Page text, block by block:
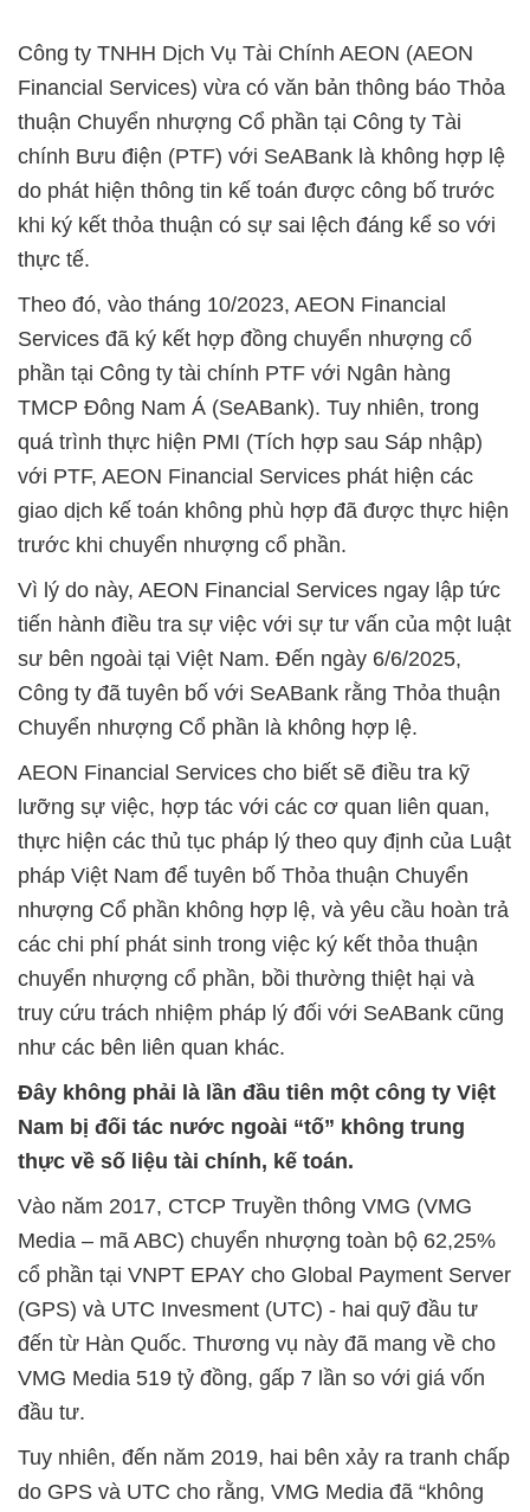
Công ty TNHH Dịch Vụ Tài Chính AEON (AEON
Financial Services) vừa có văn bản thông báo Thỏa
thuận Chuyển nhượng Cổ phần tại Công ty Tài
chính Bưu điện (PTF) với SeABank là không hợp lệ
do phát hiện thông tin kế toán được công bố trước
khi ký kết thỏa thuận có sự sai lệch đáng kể so với
thực tế.
Theo đó, vào tháng 10/2023, AEON Financial
Services đã ký kết hợp đồng chuyển nhượng cổ
phần tại Công ty tài chính PTF với Ngân hàng
TMCP Đông Nam Á (SeABank). Tuy nhiên, trong
quá trình thực hiện PMI (Tích hợp sau Sáp nhập)
với PTF, AEON Financial Services phát hiện các
giao dịch kế toán không phù hợp đã được thực hiện
trước khi chuyển nhượng cổ phần.
Vì lý do này, AEON Financial Services ngay lập tức
tiến hành điều tra sự việc với sự tư vấn của một luật
sư bên ngoài tại Việt Nam. Đến ngày 6/6/2025,
Công ty đã tuyên bố với SeABank rằng Thỏa thuận
Chuyển nhượng Cổ phần là không hợp lệ.
AEON Financial Services cho biết sẽ điều tra kỹ
lưỡng sự việc, hợp tác với các cơ quan liên quan,
thực hiện các thủ tục pháp lý theo quy định của Luật
pháp Việt Nam để tuyên bố Thỏa thuận Chuyển
nhượng Cổ phần không hợp lệ, và yêu cầu hoàn trả
các chi phí phát sinh trong việc ký kết thỏa thuận
chuyển nhượng cổ phần, bồi thường thiệt hại và
truy cứu trách nhiệm pháp lý đối với SeABank cũng
như các bên liên quan khác.
Đây không phải là lần đầu tiên một công ty Việt
Nam bị đối tác nước ngoài “tố” không trung
thực về số liệu tài chính, kế toán.
Vào năm 2017, CTCP Truyền thông VMG (VMG
Media – mã ABC) chuyển nhượng toàn bộ 62,25%
cổ phần tại VNPT EPAY cho Global Payment Server
(GPS) và UTC Invesment (UTC) - hai quỹ đầu tư
đến từ Hàn Quốc. Thương vụ này đã mang về cho
VMG Media 519 tỷ đồng, gấp 7 lần so với giá vốn
đầu tư.
Tuy nhiên, đến năm 2019, hai bên xảy ra tranh chấp
do GPS và UTC cho rằng, VMG Media đã “không